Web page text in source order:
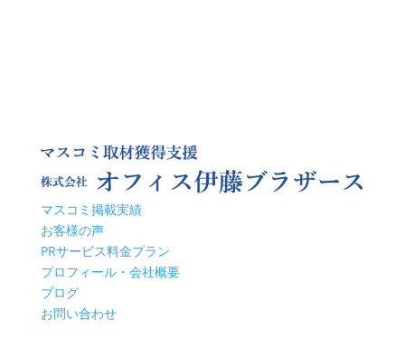
マスコミ掲載実績
お客様の声
PRサービス料金プラン
プロフィール・会社概要
ブログ
お問い合わせ